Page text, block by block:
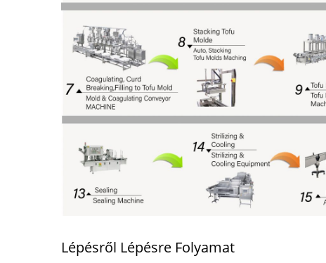
Lépésről Lépésre Folyamat